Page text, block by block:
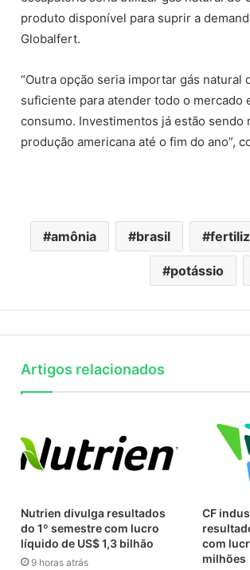
produto disponível para suprir a
Globalfert.
“Outra opção seria importar gás natural
suficiente para atender todo o mercado
consumo. Investimentos já estão sendo
produção americana até o fim do ano”,
amônia brasil
potássio
Artigos relacionados
Nutrien divulga resultados
do 1º semestre com lucro
líquido de US$ 1,3 bilhão
9 horas atrás
CF
com
milhões